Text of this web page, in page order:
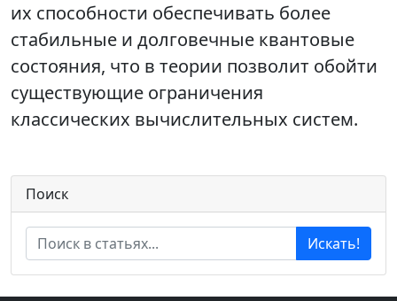
их способности обеспечивать более
стабильные и долговечные квантовые
состояния, что в теории позволит обойти
существующие ограничения
классических вычислительных систем.
Поиск
Искать!